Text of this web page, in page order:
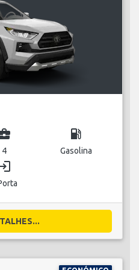
4
local_gas_station
Gasolina